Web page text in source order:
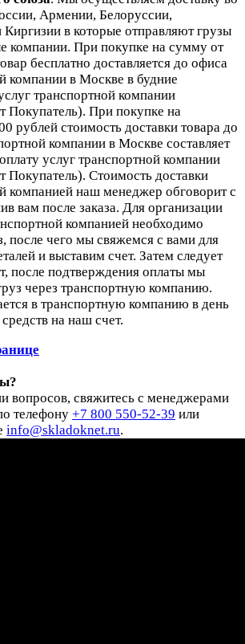
Армении, Белоруссии,
Киргизии в которые отправляют грузы
компании. При покупке на сумму от
бесплатно доставляется до офиса
компании в Москве в будние
транспортной компании
Покупатель). При покупке на
рублей стоимость доставки товара до
компании в Москве составляет
услуг транспортной компании
Покупатель). Стоимость доставки
компанией наш менеджер обговорит с
вам после заказа. Для организации
компанией необходимо
после чего мы свяжемся с вами для
и выставим счет. Затем следует
после подтверждения оплаты мы
через транспортную компанию.
в транспортную компанию в день
на наш счет.
вопросов, свяжитесь с менеджерами
телефону +7 800 550-52-39 или
info@skladoknet.ru.